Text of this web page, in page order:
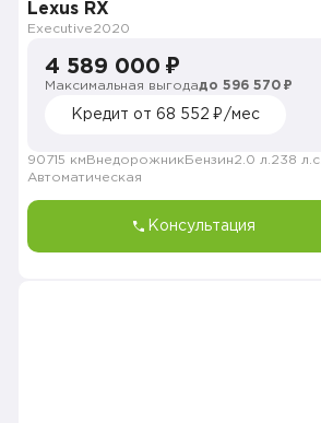
Lexus RX
Executive2020
4 589 000 ₽
Максимальная выгодадо 596 570 ₽
Кредит от 68 552 ₽/мес
90715 км Внедорожник Бензин2.0 л. 238 л.с.
Автоматическая
Консультация